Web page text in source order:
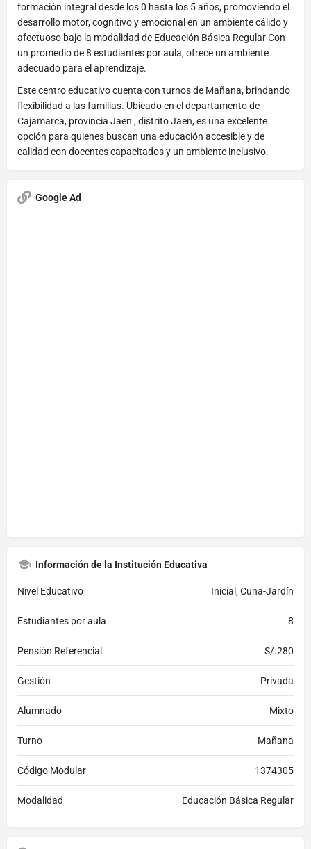
formación integral desde los 0 hasta los 5 años, promoviendo el
desarrollo motor, cognitivo y emocional en un ambiente cálido y
afectuoso bajo la modalidad de Educación Básica Regular Con
un promedio de 8 estudiantes por aula, ofrece un ambiente
adecuado para el aprendizaje.
Este centro educativo cuenta con turnos de Mañana, brindando
flexibilidad a las familias. Ubicado en el departamento de
Cajamarca, provincia Jaen , distrito Jaen, es una excelente
opción para quienes buscan una educación accesible y de
calidad con docentes capacitados y un ambiente inclusivo.
Google Ad
Información de la Institución Educativa
Nivel Educativo Inicial, Cuna-Jardín
Estudiantes por aula 8
Pensión Referencial S/.280
Gestión Privada
Alumnado Mixto
Turno Mañana
Código Modular 1374305
Modalidad Educación Básica Regular